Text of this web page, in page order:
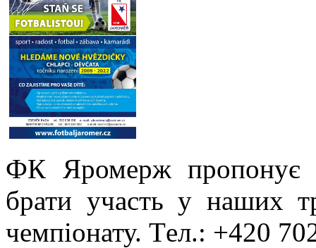
ФК Яромерж пропонує
брати участь у наших
чемпіонату. Tел.: +420